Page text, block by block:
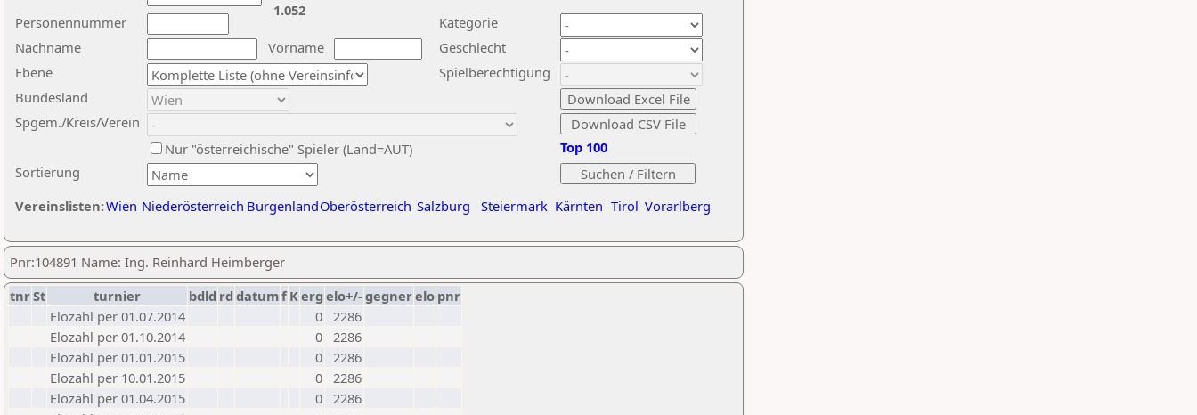
Nachname
Vorname
Ebene
Kategorie
Sortierung
Personennummer
Bundesland
Spgem./Kreis/Verein
Geschlecht
Nur "österreichische" Spieler (Land=AUT)
Spielberechtigung
Vereinslisten:Wien Niederösterreich BurgenlandOberösterreich Salzburg Steiermark Kärnten Tirol Vorarlberg
Top 100
1.052
Pnr:104891 Name: Ing. Reinhard Heimberger
tnrSt turnier bdld rd datumf Kerg elo+/-gegnerelo pnr
Elozahl per 01.07.2014
0 2286
Elozahl per 01.10.2014
0 2286
Elozahl per 01.01.2015
0 2286
Elozahl per 10.01.2015
0 2286
Elozahl per 01.04.2015
0 2286